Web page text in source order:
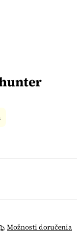
Možnosti doručenia